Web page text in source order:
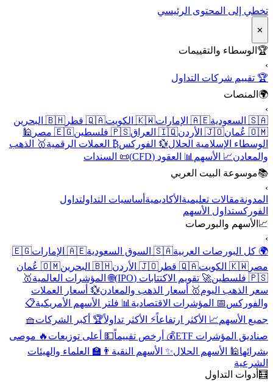
تخطي إلى المحتوى الرئيسي
✕
🏆 الوسطاء والتقييمات
›
🏆 تقييم شركات التداول
🌍 المنصات
›
🇸🇦 السعودية
🇦🇪 الإمارات 🇰🇼 الكويت 🇶🇦 قطر
🇧🇭 البحرين
🇴🇲 عُمان
🇯🇴 الأردن 🇮🇶 العراق 🇵🇸 فلسطين 🇪🇬 مصر
🕌
الوسطاء الإسلامية الحلال💱 الفوركس₿ العملات الرقمية🥇 الذهب
والمعادن📈 الأسهم 📊 العقود (CFD)
📜 السندات
📚موسوعة البيت العربي
›
المدونةمقالات تعليمية الأكاديمية أساسيات التداولتداول
الفوركستداول الأسهم
📈 الأسهم والبورصات
›
🌍 كل البورصات العربية🇸🇦 السوق السعودية 🇦🇪 الإمارات
🇪🇬
مصر 🇰🇼 الكويت 🇶🇦 قطر 🇯🇴 الأردن 🇧🇭 البحرين
🇴🇲 عُمان
🇵🇸 فلسطين
🚀 تقويم الاكتتابات (IPO) 🌐 المؤشرات العالمية🥇
سعر الذهب اليوم🥇 أسعار الذهب والمعادن💱 أسعار العملات
والفوركس📅 المؤشرات الاقتصادية 📊 فلتر الأسهم الأمريكية📋
جميع الأسهم📈 الأكثر ارتفاعاً⚡ الأكثر تداولاً🏆 أكبر الشركات🧺
صناديق المؤشرات ETF
💰 أرخص تقييماً💵 أعلى توزيعات 🔥 موصى
بشرائها🕌 الأسهم الحلال✨ الأسهم النقية 👨‍🏫 العلماء والهيئات
الشرعية
🧮 أدوات التداول